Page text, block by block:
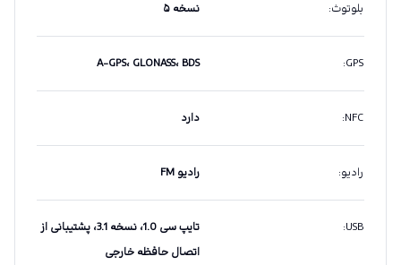
بلوتوث: نسخه ۵
GPS
: A-GPS، GLONASS، BDS
NFC
: دارد
رادیو: رادیو FM
USB
:
تایپ سی 1.0، نسخه 3.1، پشتیبانی از
اتصال حافظه خارجی